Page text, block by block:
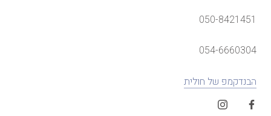
050-8421451
054-6660304
הבנדקמפ של חולית